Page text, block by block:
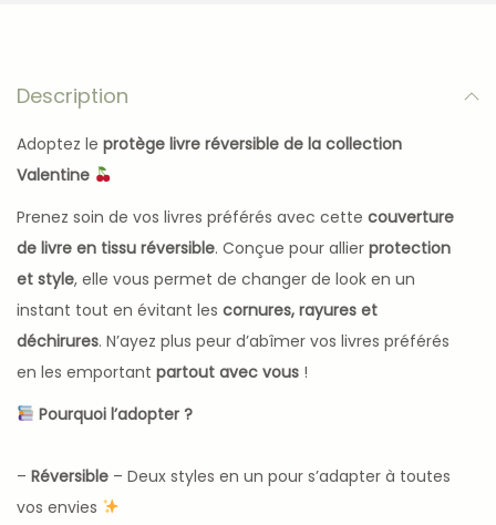
Description
Adoptez le protège livre réversible de la collection
Valentine
Prenez soin de vos livres préférés avec cette couverture
de livre en tissu réversible. Conçue pour allier protection
et style, elle vous permet de changer de look en un
instant tout en évitant les cornures, rayures et
déchirures. N’ayez plus peur d’abîmer vos livres préférés
en les emportant partout avec vous !
Pourquoi l’adopter ?
– Réversible – Deux styles en un pour s’adapter à toutes
vos envies